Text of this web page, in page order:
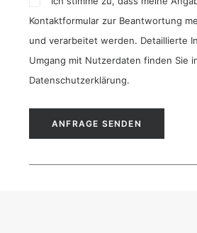
Kontaktformular zur Beantwortung
und verarbeitet werden. Detaillierte
Umgang mit Nutzerdaten finden Sie
Datenschutzerklärung.